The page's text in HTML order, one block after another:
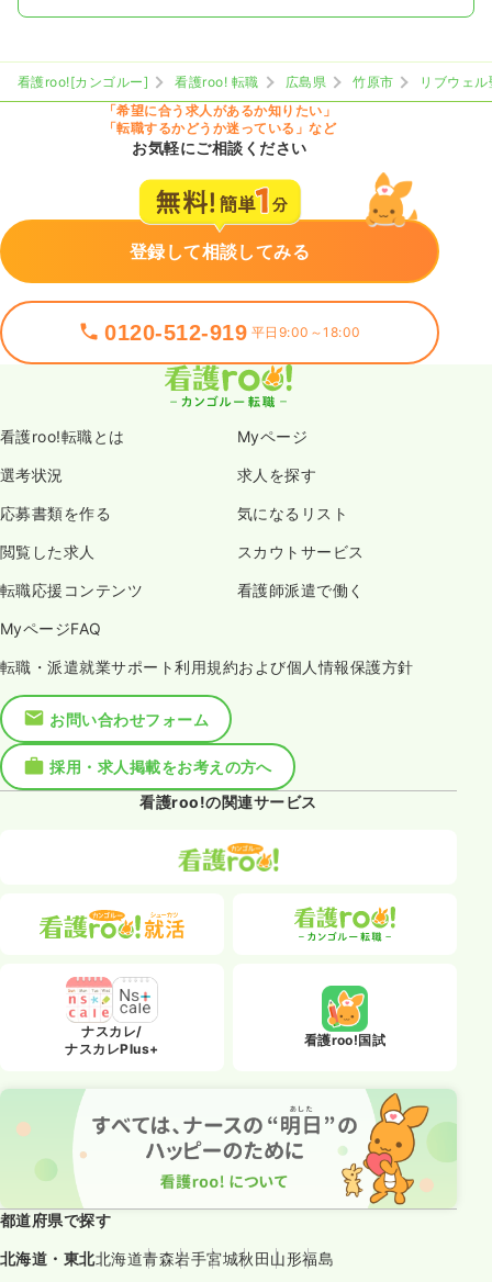
看護roo![カンゴルー] 看護roo! 転職 広島県 竹原市
リブウェ
「希望に合う求人があるか知りたい」
「転職するかどうか迷っている」など
お気軽にご相談ください
登録して相談してみる
0120-512-919 平日9:00～18:00
看護roo!転職とは Myページ
選考状況 求人を探す
応募書類を作る 気になるリスト
閲覧した求人 スカウトサービス
転職応援コンテンツ 看護師派遣で働く
MyページFAQ
転職・派遣就業サポート利用規約および個人情報保護方針
お問い合わせフォーム
採用・求人掲載をお考えの方へ
看護roo!の関連サービス
ナスカレ/
ナスカレPlus+
看護roo!国試
都道府県で探す
北海道・東北北海道青森岩手宮城秋田山形福島